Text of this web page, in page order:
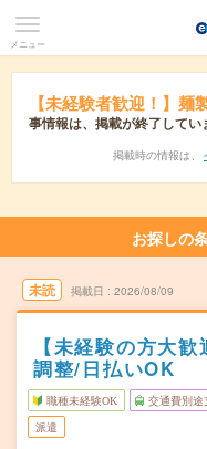
メニュー
【未経験者歓迎！】
事情報は、掲載が終了してい
掲載時の情報は、
お探しの
未読 掲載日 2026/08/09
【未経験の方大
調整/日払いOK
職種未経験OK 交通費別途
派遣